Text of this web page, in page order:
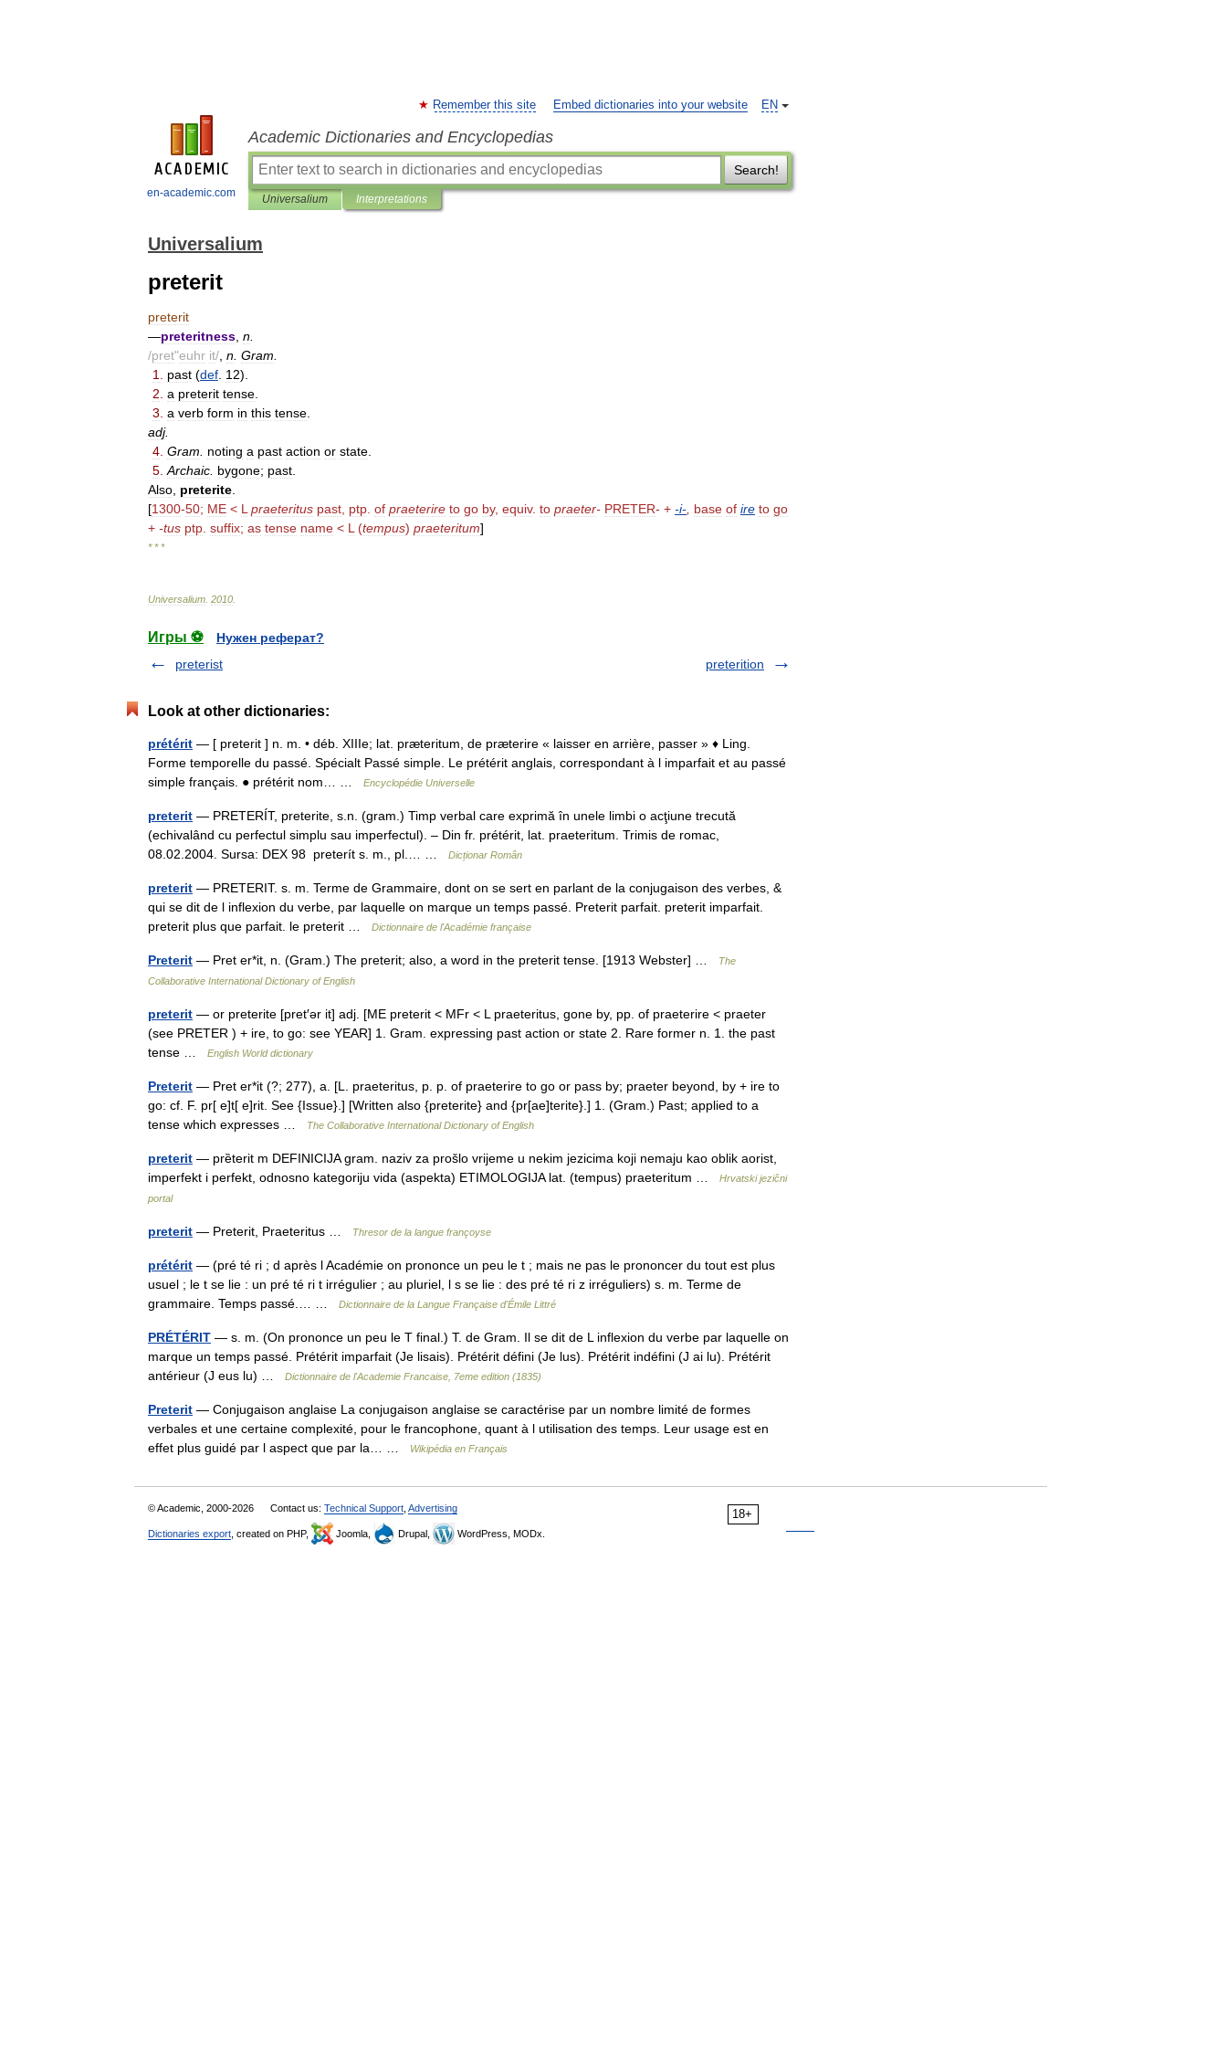
en-academic.com
EN
Remember this site Embed dictionaries into your website
Academic Dictionaries and Encyclopedias
Search!
Universalium Interpretations
Universalium
preterit
preterit
—preteritness n
/pret"euhr it/ n Gram
1
past (def 12).
2 a preterit tense
3 a verb form in this tense
adj.
4 Gram noting a past action or state
5 Archaic bygone; past
Also preterite
[1300-50; ME < L praeteritus past ptp of praeterire to go by, equiv. to praeter- PRETER- + -i- base of ire to go
+ -tus ptp suffix; as tense name < L (tempus) praeteritum]
* * *
Universalium 2010
Игры ⚽
Нужен реферат?
preterist
preterition
Look at other dictionaries:
prétérit — [ preterit ] n. m. • déb. XIIIe; lat. præteritum, de præterire « laisser en arrière, passer » ♦ Ling.
Forme temporelle du passé. Spécialt Passé simple. Le prétérit anglais, correspondant à l imparfait et au passé
simple français. ● prétérit nom… …
Encyclopédie Universelle
preterit — PRETERÍT, preterite, s.n. (gram.) Timp verbal care exprimă în unele limbi o acţiune trecută
(echivalând cu perfectul simplu sau imperfectul). – Din fr. prétérit, lat. praeteritum. Trimis de romac,
08.02.2004. Sursa: DEX 98 preterít s. m., pl.… …
Dicționar Român
preterit — PRETERIT. s. m. Terme de Grammaire, dont on se sert en parlant de la conjugaison des verbes, &
qui se dit de l inflexion du verbe, par laquelle on marque un temps passé. Preterit parfait. preterit imparfait.
preterit plus que parfait. le preterit …
Dictionnaire de l'Académie française
Preterit — Pret er*it, n. (Gram.) The preterit; also, a word in the preterit tense. [1913 Webster] …
The
Collaborative International Dictionary of English
preterit — or preterite [pret′ər it] adj. [ME preterit < MFr < L praeteritus, gone by, pp. of praeterire < praeter
(see PRETER ) + ire, to go: see YEAR] 1. Gram. expressing past action or state 2. Rare former n. 1. the past
tense …
English World dictionary
Preterit — Pret er*it (?; 277), a. [L. praeteritus, p. p. of praeterire to go or pass by; praeter beyond, by + ire to
go: cf. F. pr[ e]t[ e]rit. See {Issue}.] [Written also {preterite} and {pr[ae]terite}.] 1. (Gram.) Past; applied to a
tense which expresses …
The Collaborative International Dictionary of English
preterit — prȅterit m DEFINICIJA gram. naziv za prošlo vrijeme u nekim jezicima koji nemaju kao oblik aorist,
imperfekt i perfekt, odnosno kategoriju vida (aspekta) ETIMOLOGIJA lat. (tempus) praeteritum …
Hrvatski jezični
portal
preterit — Preterit, Praeteritus … Thresor de la langue françoyse
prétérit — (pré té ri ; d après l Académie on prononce un peu le t ; mais ne pas le prononcer du tout est plus
usuel ; le t se lie : un pré té ri t irrégulier ; au pluriel, l s se lie : des pré té ri z irréguliers) s. m. Terme de
grammaire. Temps passé.… …
Dictionnaire de la Langue Française d'Émile Littré
PRÉTÉRIT — s. m. (On prononce un peu le T final.) T. de Gram. Il se dit de L inflexion du verbe par laquelle on
marque un temps passé. Prétérit imparfait (Je lisais). Prétérit défini (Je lus). Prétérit indéfini (J ai lu). Prétérit
antérieur (J eus lu) …
Dictionnaire de l'Academie Francaise, 7eme edition (1835)
Preterit — Conjugaison anglaise La conjugaison anglaise se caractérise par un nombre limité de formes
verbales et une certaine complexité, pour le francophone, quant à l utilisation des temps. Leur usage est en
effet plus guidé par l aspect que par la… …
Wikipédia en Français
18+
© Academic, 2000-2026 Contact us: Technical Support Advertising
Dictionaries export , created on PHP, Joomla, Drupal, WordPress, MODx.